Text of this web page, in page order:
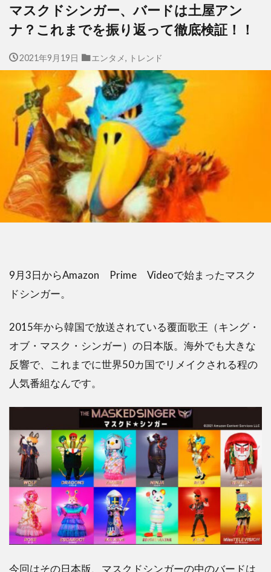
マスクドシンガー、バードは土屋アン
ナ？これまでを振り返って徹底検証！！
2021年9月19日 エンタメ, トレンド
9月3日からAmazon Prime Videoで始まったマスク
ドシンガー。
2015年から韓国で放送されている覆面歌王（キング・
オブ・マスク・シンガー）の日本版。海外でも大きな
反響で、これまでに世界50カ国でリメイクされる程の
人気番組なんです。
今回はその日本版、マスクドシンガーの中のバードは